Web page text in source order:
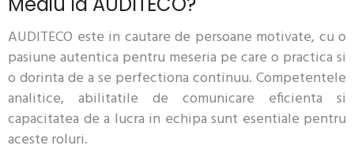
AUDITECO este in cautare de persoane motivate, cu o
pasiune autentica pentru meseria pe care o practica si
o dorinta de a se perfectiona continuu. Competentele
analitice, abilitatile de comunicare eficienta si
capacitatea de a lucra in echipa sunt esentiale pentru
aceste roluri.